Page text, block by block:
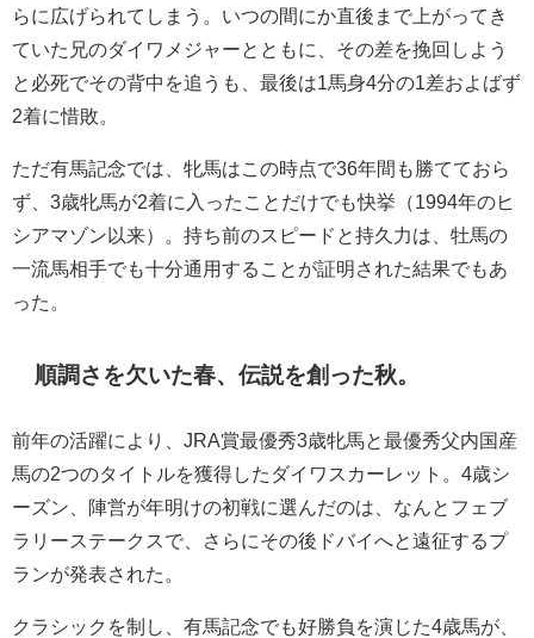
らに広げられてしまう。いつの間にか直後まで上がってき
ていた兄のダイワメジャーとともに、その差を挽回しよう
と必死でその背中を追うも、最後は1馬身4分の1差およばず
2着に惜敗。
ただ有馬記念では、牝馬はこの時点で36年間も勝てておら
ず、3歳牝馬が2着に入ったことだけでも快挙（1994年のヒ
シアマゾン以来）。持ち前のスピードと持久力は、牡馬の
一流馬相手でも十分通用することが証明された結果でもあ
った。
順調さを欠いた春、伝説を創った秋。
前年の活躍により、JRA賞最優秀3歳牝馬と最優秀父内国産
馬の2つのタイトルを獲得したダイワスカーレット。4歳シ
ーズン、陣営が年明けの初戦に選んだのは、なんとフェブ
ラリーステークスで、さらにその後ドバイへと遠征するプ
ランが発表された。
クラシックを制し、有馬記念でも好勝負を演じた4歳馬が、